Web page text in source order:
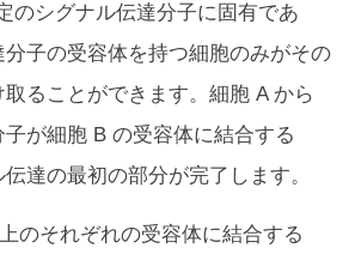
のシグナル伝達分子に固有であ
分子の受容体を持つ細胞のみがその
ることができます。細胞 A から
が細胞 B の受容体に結合する
達の最初の部分が完了します。
のそれぞれの受容体に結合する